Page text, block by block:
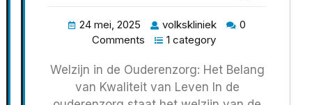
24 mei, 2025 volkskliniek
0
Comments
1 category
Welzijn in de Ouderenzorg: Het Belang
van Kwaliteit van Leven In de